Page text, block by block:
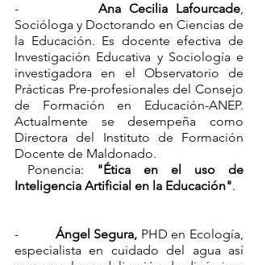
- Ana Cecilia Lafourcade,
Socióloga y Doctorando en Ciencias de
la Educación. Es docente efectiva de
Investigación Educativa y Sociología e
investigadora en el Observatorio de
Prácticas Pre-profesionales del Consejo
de Formación en Educación-ANEP.
Actualmente se desempeña como
Directora del Instituto de Formación
Docente de Maldonado.
Ponencia:
"Ética en el uso de
Inteligencia Artificial en la Educación".
- Ángel Segura, PHD en Ecología,
especialista en cuidado del agua así